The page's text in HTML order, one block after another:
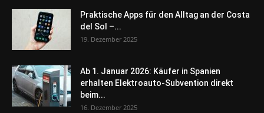
Praktische Apps für den Alltag an der Costa
del Sol –...
19. Dezember 2025
Ab 1. Januar 2026: Käufer in Spanien
erhalten Elektroauto-Subvention direkt
beim...
16. Dezember 2025